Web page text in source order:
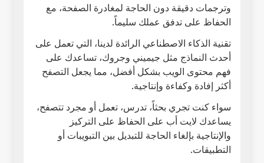
وترجمات دقيقة دون الحاجة لمغادرة الصفحة، مع
الحفاظ على تدفق عملك سليماً.
تقنية الذكاء الاصطناعي الرائدة لدينا، التي تعمل على
أحدث النماذج مثل جيميني وجروك، تساعدك على
فهم محتوى الويب بشكل أفضل، مما يجعل التصفح
أكثر إفادة وكفاءة وإنتاجية.
سواء كنت تجري بحثاً، تدرس، تعمل أو مجرد تتصفح،
يساعدك لايت أب على الحفاظ على التركيز
والإنتاجية بإلغاء الحاجة للتبديل بين التبويبات أو
التطبيقات.